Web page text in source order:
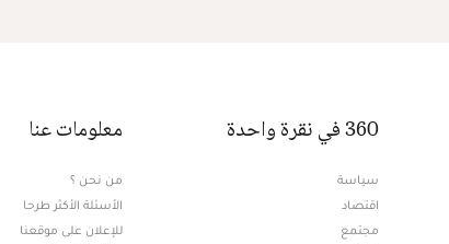
360 في نقرة واحدة
سياسة
اقتصاد
مجتمع
معلومات عنا
من نحن ؟
الأسئلة الأكثر طرحا
للإعلان على موقعنا